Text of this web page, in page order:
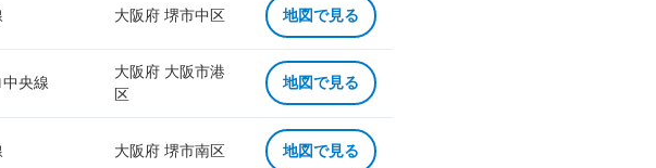
大阪府 堺市中区 地図で見る
央線
大阪府 大阪市港
区
地図で見る
大阪府 堺市南区 地図で見る